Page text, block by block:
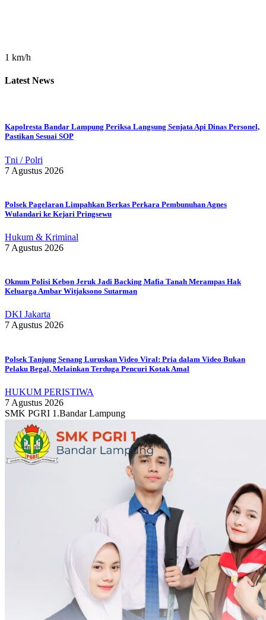
1 km/h
Latest News
Kapolresta Bandar Lampung Periksa Langsung Senjata Api Dinas Personel,
Pastikan Sesuai SOP
Tni / Polri
7 Agustus 2026
Polsek Pagelaran Limpahkan Berkas Perkara Pembunuhan Agnes
Wulandari ke Kejari Pringsewu
Hukum & Kriminal
7 Agustus 2026
Oknum Polisi Kebon Jeruk Jadi Backing Mafia Tanah Merampas Hak
Keluarga Ambar Witjaksono Sutarman
DKI Jakarta
7 Agustus 2026
Polsek Tanjung Senang Luruskan Video Viral: Pria dalam Video Bukan
Pelaku Begal, Melainkan Terduga Pencuri Kotak Amal
HUKUM PERISTIWA
7 Agustus 2026
SMK PGRI 1.Bandar Lampung